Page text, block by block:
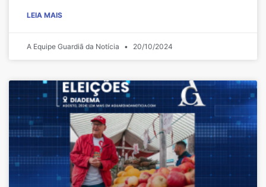
LEIA MAIS
A Equipe Guardiã da Notícia 20/10/2024